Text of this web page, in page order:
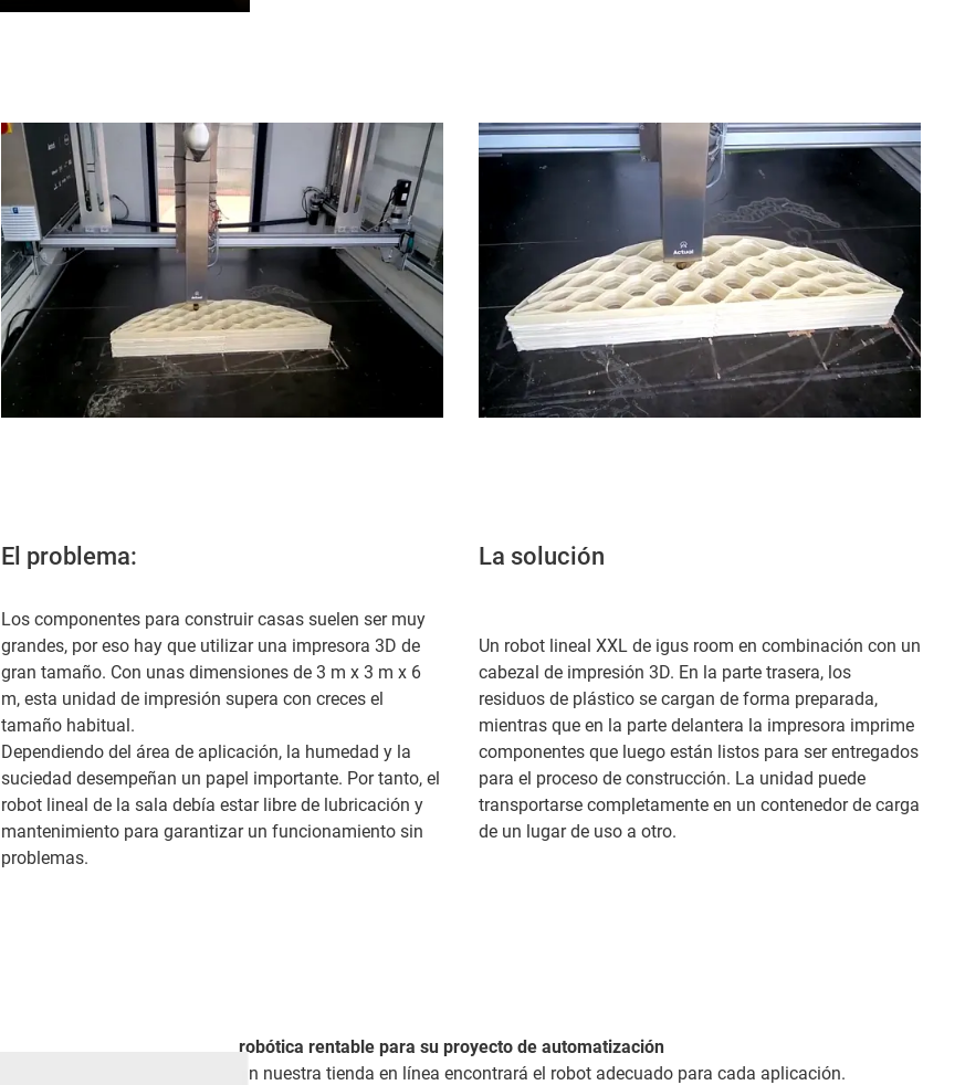
El problema:
Los componentes para construir casas suelen ser muy
grandes, por eso hay que utilizar una impresora 3D de
gran tamaño. Con unas dimensiones de 3 m x 3 m x 6
m, esta unidad de impresión supera con creces el
tamaño habitual.
Dependiendo del área de aplicación, la humedad y la
suciedad desempeñan un papel importante. Por tanto, el
robot lineal de la sala debía estar libre de lubricación y
mantenimiento para garantizar un funcionamiento sin
problemas.
La solución
Un robot lineal XXL de igus room en combinación con un
cabezal de impresión 3D. En la parte trasera, los
residuos de plástico se cargan de forma preparada,
mientras que en la parte delantera la impresora imprime
componentes que luego están listos para ser entregados
para el proceso de construcción. La unidad puede
transportarse completamente en un contenedor de carga
de un lugar de uso a otro.
robótica rentable para su proyecto de automatización
En nuestra tienda en línea encontrará el robot adecuado para cada aplicación.